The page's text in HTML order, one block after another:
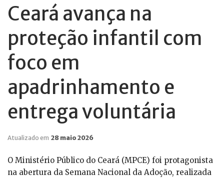
Ceará avança na
proteção infantil com
foco em
apadrinhamento e
entrega voluntária
Atualizado em 28 maio 2026
O Ministério Público do Ceará (MPCE) foi protagonista
na abertura da Semana Nacional da Adoção, realizada